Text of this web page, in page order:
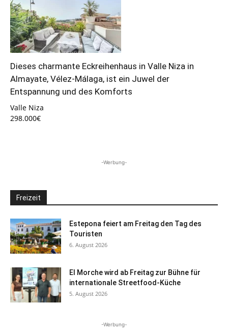
Dieses charmante Eckreihenhaus in Valle Niza in
Almayate, Vélez-Málaga, ist ein Juwel der
Entspannung und des Komforts
Valle Niza
298.000€
-Werbung-
Freizeit
Estepona feiert am Freitag den Tag des
Touristen
6. August 2026
El Morche wird ab Freitag zur Bühne für
internationale Streetfood-Küche
5. August 2026
-Werbung-